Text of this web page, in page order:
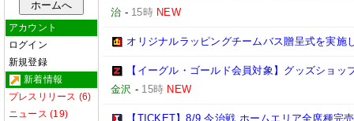
アカウント
ログイン
新規登録
新着情報
プレスリリース (6)
ニュース (19)
治 - 15時 NEW
オリジナルラッピングチームバス贈呈式を実施
【イーグル・ゴールド会員対象】グッズショ
金沢 - 15時 NEW
【TICKET】8/9 今治戦 ホームエリア全席種完